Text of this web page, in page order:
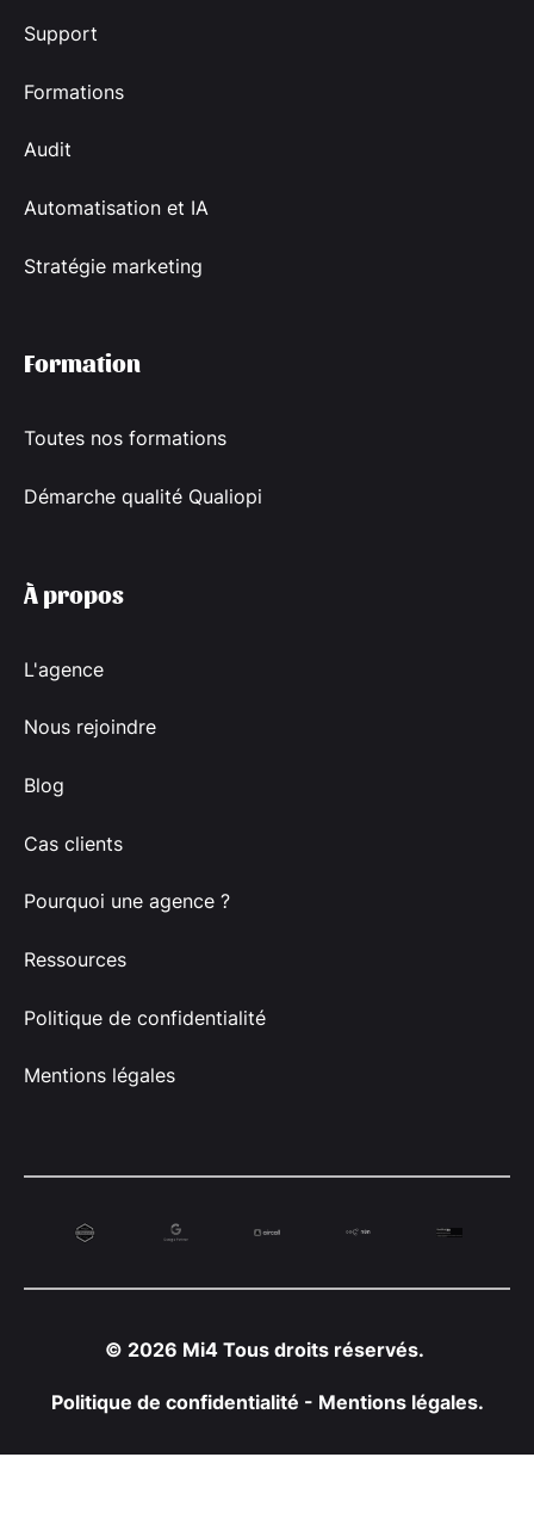
Support
Formations
Audit
Automatisation et IA
Stratégie marketing
Formation
Toutes nos formations
Démarche qualité Qualiopi
À propos
L'agence
Nous rejoindre
Blog
Cas clients
Pourquoi une agence ?
Ressources
Politique de confidentialité
Mentions légales
© 2026 Mi4 Tous droits réservés.
Politique de confidentialité - Mentions légales.